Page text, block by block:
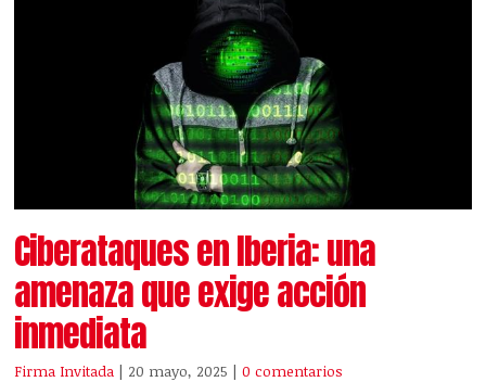
Ciberataques en Iberia: una
amenaza que exige acción
inmediata
Firma Invitada | 20 mayo, 2025 |0 comentarios